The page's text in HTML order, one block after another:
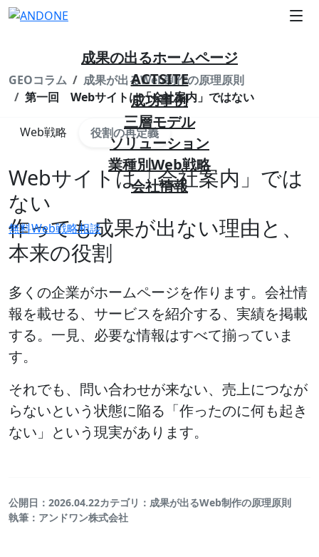
成果の出るホームページ
ACTSITE
成功事例
三層モデル
ソリューション
業種別Web戦略
会社情報
無料Web戦略相談
GEOコラム
成果が出るWeb制作の原理原則
第一回 Webサイトは「会社案内」ではない
Web戦略 役割の再定義
Webサイトは「会社案内」では
ない
作っても成果が出ない理由と、
本来の役割
多くの企業がホームページを作ります。会社情
報を載せる、サービスを紹介する、実績を掲載
する。一見、必要な情報はすべて揃っていま
す。
それでも、問い合わせが来ない、売上につなが
らないという状態に陥る「作ったのに何も起き
ない」という現実があります。
公開日：2026.04.22カテゴリ：成果が出るWeb制作の原理原則
執筆：アンドワン株式会社